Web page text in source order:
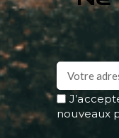
nouveaux